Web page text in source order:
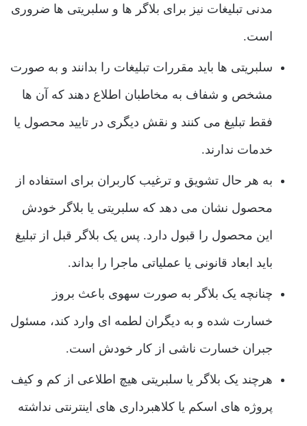
مدنی تبلیغات نیز برای بلاگر ها و سلبریتی ‌ها ضروری
است.
سلبریتی ‌ها باید مقررات تبلیغات را بدانند و به صورت
مشخص و شفاف به مخاطبان اطلاع دهند که آن ها
فقط تبلیغ می ‌کنند و نقش دیگری در تایید محصول یا
خدمات ندارند.
به هر حال تشویق و ترغیب کاربران برای استفاده از
محصول نشان می‌ دهد که سلبریتی یا بلاگر خودش
این محصول را قبول دارد. پس یک بلاگر قبل از تبلیغ
باید ابعاد قانونی یا عملیاتی ماجرا را بداند.
چنانچه یک بلاگر به صورت سهوی باعث بروز
خسارت شده و به دیگران لطمه ‌ای وارد کند، مسئول
جبران خسارت ناشی از کار خودش است.
هرچند یک بلاگر یا سلبریتی هیچ اطلاعی از کم و کیف
پروژه ‌های اسکم یا کلاهبرداری ‌های اینترنتی نداشته